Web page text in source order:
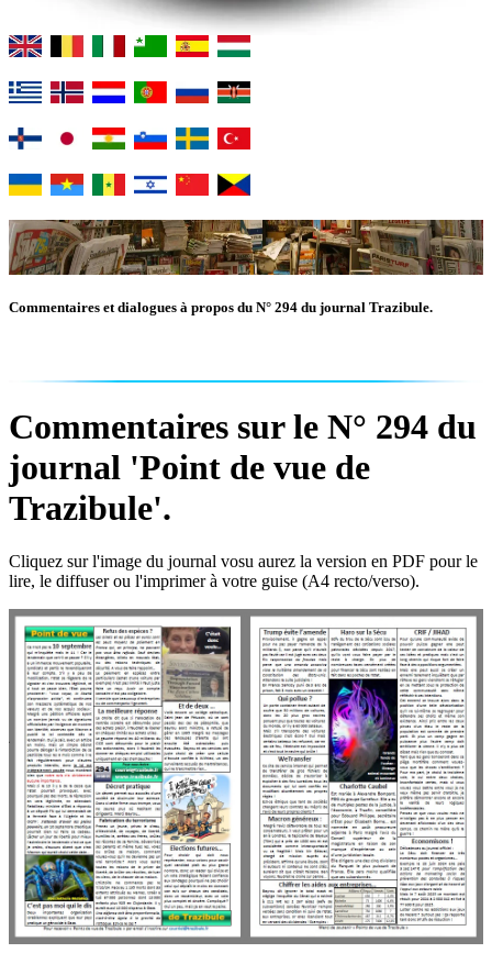
Commentaires et dialogues à propos du N° 294 du journal Trazibule.
Commentaires sur le N° 294 du
journal 'Point de vue de
Trazibule'.
Cliquez sur l'image du journal vosu aurez la version en PDF pour le
lire, le diffuser ou l'imprimer à votre guise (A4 recto/verso).